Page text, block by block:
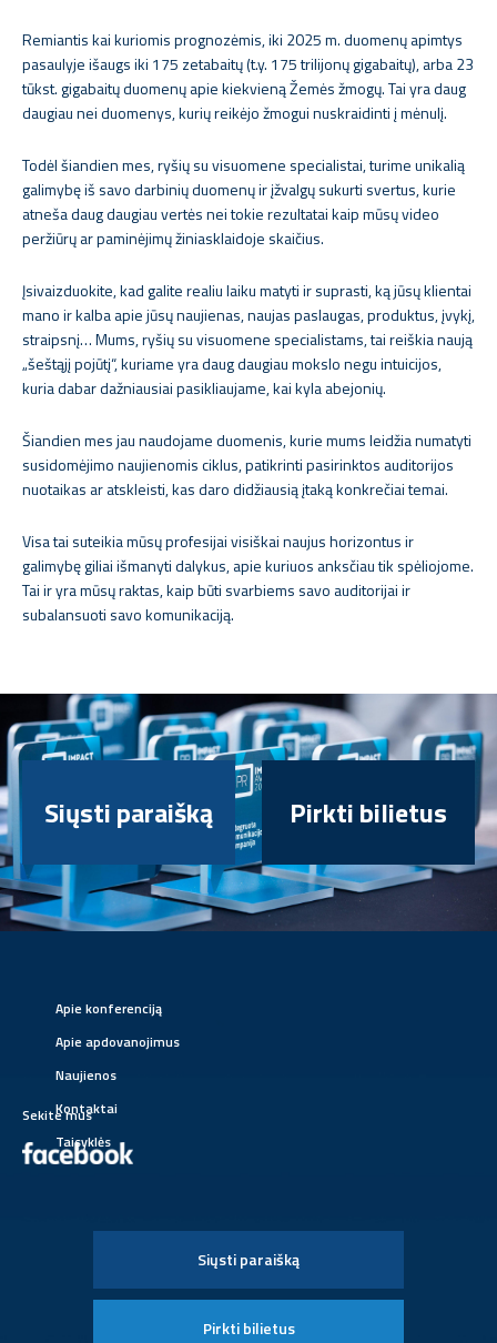
Remiantis kai kuriomis prognozėmis, iki 2025 m. duomenų apimtys
pasaulyje išaugs iki 175 zetabaitų (t.y. 175 trilijonų gigabaitų), arba 23
tūkst. gigabaitų duomenų apie kiekvieną Žemės žmogų. Tai yra daug
daugiau nei duomenys, kurių reikėjo žmogui nuskraidinti į mėnulį.
Todėl šiandien mes, ryšių su visuomene specialistai, turime unikalią
galimybę iš savo darbinių duomenų ir įžvalgų sukurti svertus, kurie
atneša daug daugiau vertės nei tokie rezultatai kaip mūsų video
peržiūrų ar paminėjimų žiniasklaidoje skaičius.
Įsivaizduokite, kad galite realiu laiku matyti ir suprasti, ką jūsų klientai
mano ir kalba apie jūsų naujienas, naujas paslaugas, produktus, įvykį,
straipsnį… Mums, ryšių su visuomene specialistams, tai reiškia naują
„šeštąjį pojūtį“, kuriame yra daug daugiau mokslo negu intuicijos,
kuria dabar dažniausiai pasikliaujame, kai kyla abejonių.
Šiandien mes jau naudojame duomenis, kurie mums leidžia numatyti
susidomėjimo naujienomis ciklus, patikrinti pasirinktos auditorijos
nuotaikas ar atskleisti, kas daro didžiausią įtaką konkrečiai temai.
Visa tai suteikia mūsų profesijai visiškai naujus horizontus ir
galimybę giliai išmanyti dalykus, apie kuriuos anksčiau tik spėliojome.
Tai ir yra mūsų raktas, kaip būti svarbiems savo auditorijai ir
subalansuoti savo komunikaciją.
Siųsti paraišką Pirkti bilietus
Apie konferenciją
Apie apdovanojimus
Naujienos
Kontaktai
Taisyklės
Sekite mus
Siųsti paraišką
Pirkti bilietus